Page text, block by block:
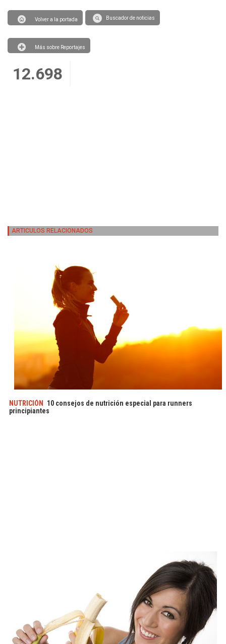
Volver a la portada Buscador de noticias
Más sobre Reportajes
12.698
ARTICULOS RELACIONADOS
NUTRICIÓN 10 consejos de nutrición especial para runners
principiantes